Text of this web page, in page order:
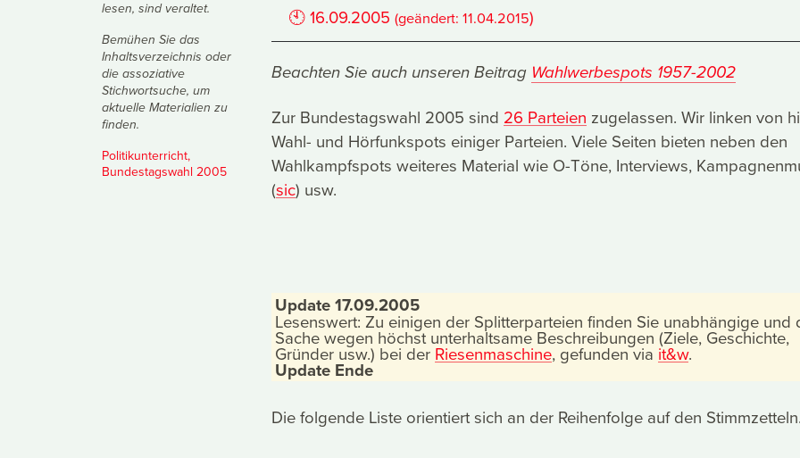
lesen, sind veraltet.
Bemühen Sie das
Inhaltsverzeichnis oder
die assoziative
Stichwortsuche, um
aktuelle Materialien zu
finden.
Politikunterricht,
Bundestagswahl 2005
🕙16.09.2005 (geändert:11.04.2015)
Beachten Sie auch unseren Beitrag Wahlwerbespots 1957-2002
Zur Bundestagswahl 2005 sind 26 Parteien zugelassen. Wir linken von
Wahl- und Hörfunkspots einiger Parteien. Viele Seiten bieten neben den
Wahlkampfspots weiteres Material wie O-Töne, Interviews,
(sic) usw.
Update 17.09.2005
Lesenswert: Zu einigen der Splitterparteien finden Sie unabhängige und
Sache wegen höchst unterhaltsame Beschreibungen (Ziele, Geschichte,
Gründer usw.) bei der Riesenmaschine, gefunden via it&w.
Update Ende
Die folgende Liste orientiert sich an der Reihenfolge auf den